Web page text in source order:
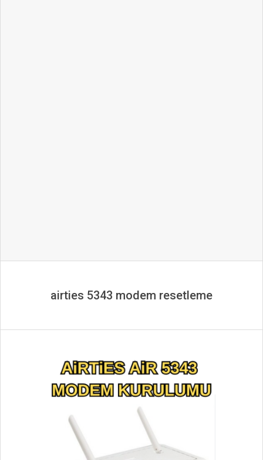
airties 5343 modem resetleme